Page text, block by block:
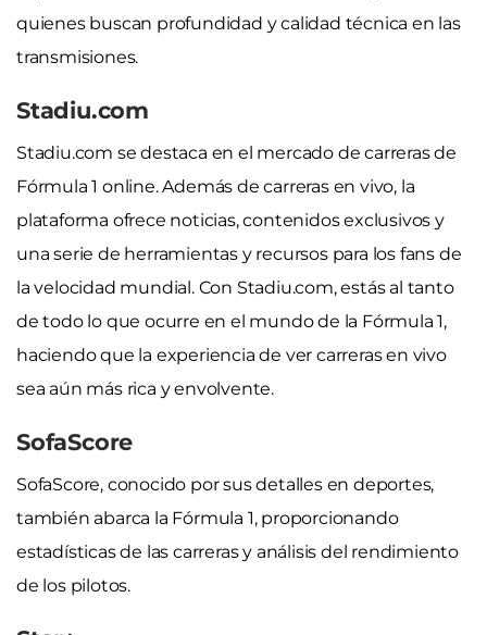
quienes buscan profundidad y calidad técnica en las
transmisiones.
Stadiu.com
Stadiu.com se destaca en el mercado de carreras de
Fórmula 1 online. Además de carreras en vivo, la
plataforma ofrece noticias, contenidos exclusivos y
una serie de herramientas y recursos para los fans de
la velocidad mundial. Con Stadiu.com, estás al tanto
de todo lo que ocurre en el mundo de la Fórmula 1,
haciendo que la experiencia de ver carreras en vivo
sea aún más rica y envolvente.
SofaScore
SofaScore, conocido por sus detalles en deportes,
también abarca la Fórmula 1, proporcionando
estadísticas de las carreras y análisis del rendimiento
de los pilotos.